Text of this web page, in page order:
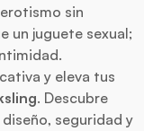
sin
un juguete sexual;
y eleva tus
. Descubre
seguridad y